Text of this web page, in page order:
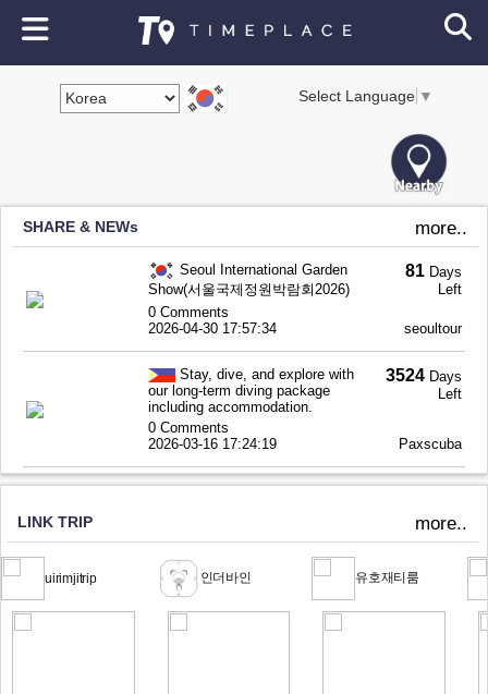
Select Language ▼
SHARE & NEWs more..
Seoul International Garden
Show(서울국제정원박람회2026)
81 Days
Left
0 Comments
2026-04-30 17:57:34
seoultour
Stay, dive, and explore with
our long-term diving package
including accommodation.
3524 Days
Left
0 Comments
2026-03-16 17:24:19
Paxscuba
LINK TRIP more..
uirimjitrip 인더바인 유호재티룸